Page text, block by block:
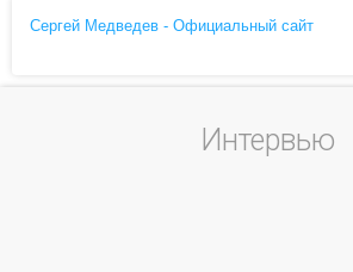
Сергей Медведев - Официальный сайт
Интервью